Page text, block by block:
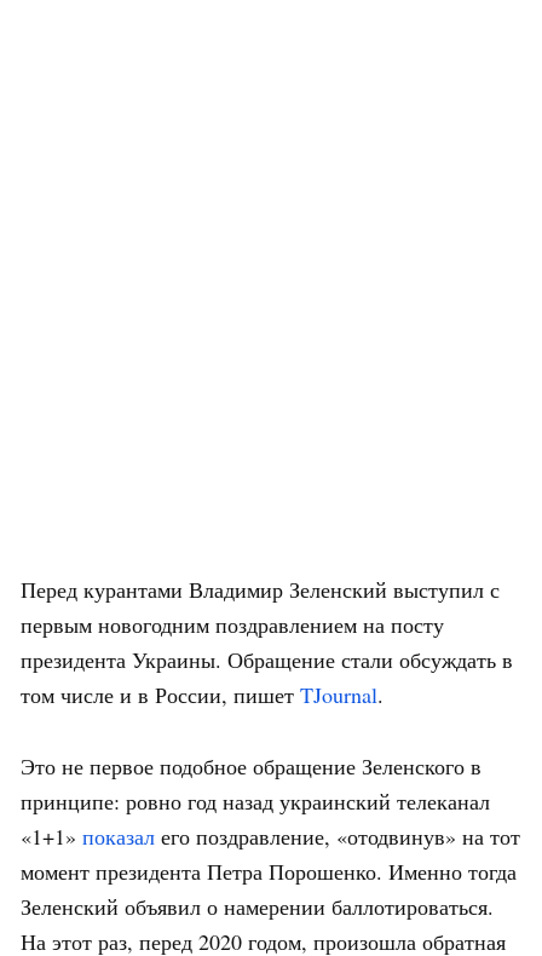
Перед курантами Владимир Зеленский выступил с
первым новогодним поздравлением на посту
президента Украины. Обращение стали обсуждать в
том числе и в России, пишет TJournal.
Это не первое подобное обращение Зеленского в
принципе: ровно год назад украинский телеканал
«1+1» показал его поздравление, «отодвинув» на тот
момент президента Петра Порошенко. Именно тогда
Зеленский объявил о намерении баллотироваться.
На этот раз, перед 2020 годом, произошла обратная